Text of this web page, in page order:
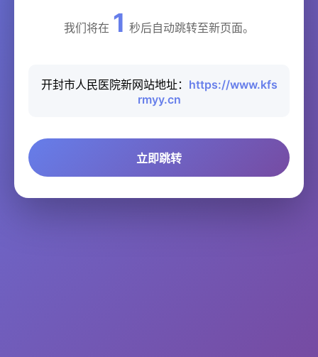
我们将在 1 秒后自动跳转至新页面。
开封市人民医院新网站地址： https://www.kfs
rmyy.cn
立即跳转